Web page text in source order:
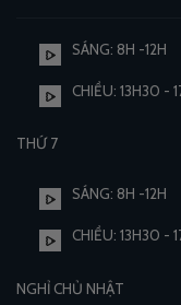
SÁNG: 8H -12H
CHIỀU: 13H30 -
THỨ 7
SÁNG: 8H -12H
CHIỀU: 13H30 -
NGHỈ CHỦ NHẬT